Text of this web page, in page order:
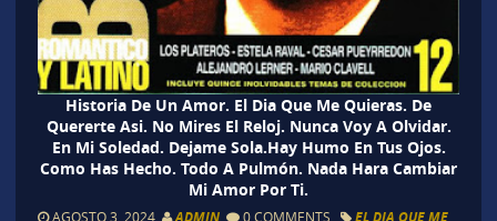
Historia De Un Amor. El Dia Que Me Quieras. De
Quererte Asi. No Mires El Reloj. Nunca Voy A Olvidar.
En Mi Soledad. Dejame Sola.Hay Humo En Tus Ojos.
Como Has Hecho. Todo A Pulmón. Nada Hara Cambiar
Mi Amor Por Ti.
AGOSTO 3, 2024 0 COMMENTS